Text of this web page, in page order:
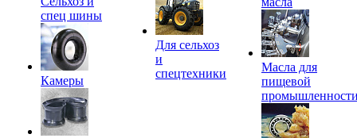
спец шины
Камеры
Для сельхоз
и
спецтехники
Масла для
пищевой